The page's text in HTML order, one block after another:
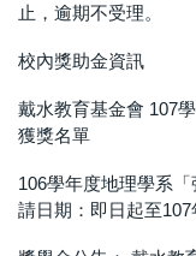
止，逾期不受理。
校內獎助金資訊
戴水教育基金會 107
獲獎名單
106學年度地理學系
請日期：即日起至107